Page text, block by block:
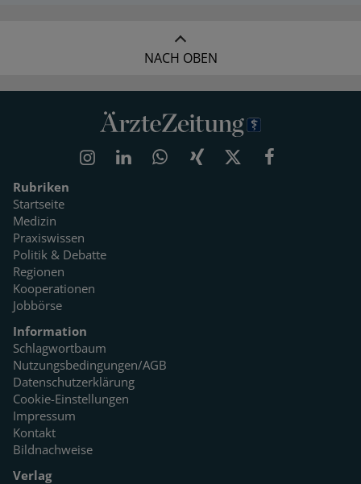
NACH OBEN
Rubriken
Startseite
Medizin
Praxiswissen
Politik & Debatte
Regionen
Kooperationen
Jobbörse
Information
Schlagwortbaum
Nutzungsbedingungen/AGB
Datenschutzerklärung
Cookie-Einstellungen
Impressum
Kontakt
Bildnachweise
Verlag